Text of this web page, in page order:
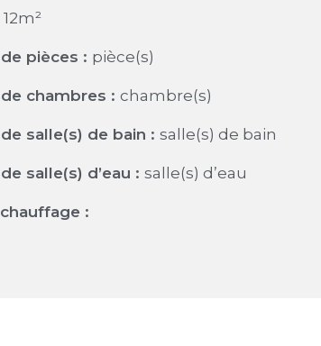
12m²
pièces : pièce(s)
chambres : chambre(s)
salle(s) de bain : salle(s) de bain
salle(s) d’eau : salle(s) d’eau
: